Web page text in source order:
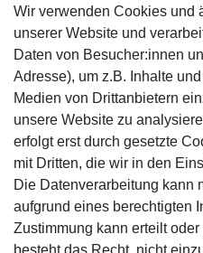
Sicher einkaufen
Mitglied
Wir verwenden Cookies und
unserer Website und
Daten von Besucher:innen
Adresse), um z.B. Inhalte
Medien von Drittanbietern
unsere Website zu
erfolgt erst durch gesetzte
mit Dritten, die wir in den
Die Datenverarbeitung kann
aufgrund eines berechtigten
Zustimmung kann erteilt
besteht das Recht, nicht